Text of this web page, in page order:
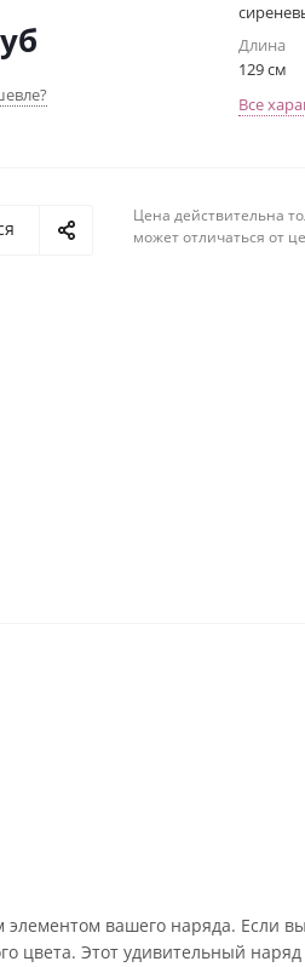
Длина
129 см
Все
Цена действительна
может отличаться от
вашего наряда. Если
цвета. Этот удивительный